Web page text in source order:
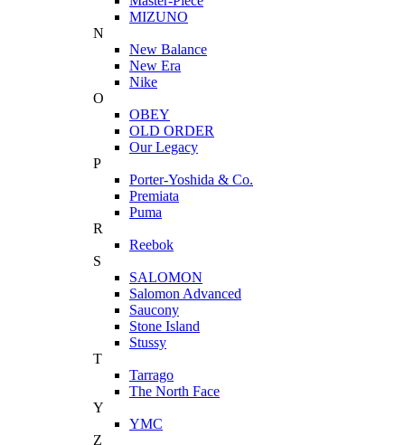
MIZUNO
N
New Balance
New Era
Nike
O
OBEY
OLD ORDER
Our Legacy
P
Porter-Yoshida & Co.
Premiata
Puma
R
Reebok
S
SALOMON
Salomon Advanced
Saucony
Stone Island
Stussy
T
Tarrago
The North Face
Y
YMC
Z